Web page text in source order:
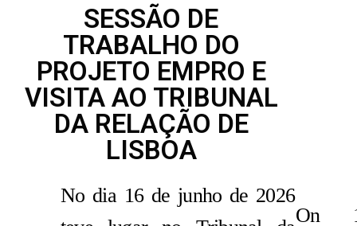
SESSÃO DE
TRABALHO DO
PROJETO EMPRO E
VISITA AO TRIBUNAL
DA RELAÇÃO DE
LISBOA
No dia 16 de junho de 2026
On